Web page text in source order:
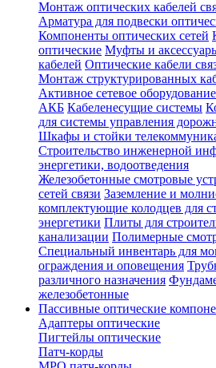
Монтаж оптических кабелей
Арматура для подвески
Компоненты оптических сетей
оптические Муфты и
кабелей Оптические кабели
Монтаж структурированных
Активное сетевое оборудование
АКБ Кабеленесущие системы
для системы управления
Шкафы и стойки
Строительство инженерной
энергетики, водоотведения
Железобетонные смотровые
сетей связи Заземление и
комплектующие колодцев для
энергетики Плиты для
канализации Полимерные
Специальный инвентарь для
ограждения и оповещения
различного назначения
железобетонные
Пассивные оптические
Адаптеры оптические
Пигтейлы оптические
Патч-корды